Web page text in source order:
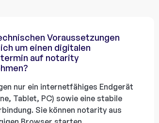
Voraussetzungen
um einen digitalen
auf notarity
nur ein internetfähiges Endgerät
Tablet, PC) sowie eine stabile
Sie können notarity aus